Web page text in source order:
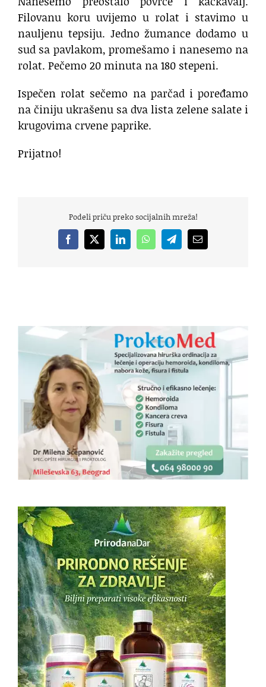
Filovanu koru uvijemo u rolat i stavimo u
nauljenu tepsiju. Jedno žumance dodamo u
sud sa pavlakom, promešamo i nanesemo na
rolat. Pečemo 20 minuta na 180 stepeni.
Ispečen rolat sečemo na parčad i poređamo
na činiju ukrašenu sa dva lista zelene salate i
krugovima crvene paprike.
Prijatno!
Podeli priču preko socijalnih mreža!
Facebook
X LinkedInWhatsAppTelegramEmail